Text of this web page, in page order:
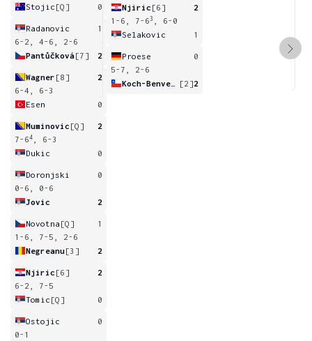
Stojic [Q] 0
Radanovic
1
6-2, 4-6, 2-6
Pantůčková[7] 2
Wagner [8]
2
6-4, 6-3
Esen
0
Muminovic [Q]
2
7-64
, 6-3
Dukic
0
Doronjski
0
0-6, 0-6
Jovic
2
Novotna [Q]
1
1-6, 7-5, 2-6
Negreanu[3] 2
Njiric [6]
2
6-2, 7-5
Tomic [Q] 0
Ostojic
0
0-1
Njiric [6]
2
1-6, 7-63
, 6-0
Selakovic
1
Proese
0
5-7, 2-6
[2]2